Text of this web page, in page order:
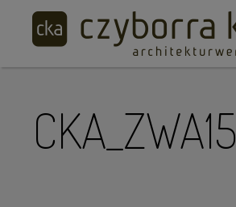
CKA_ZWA15